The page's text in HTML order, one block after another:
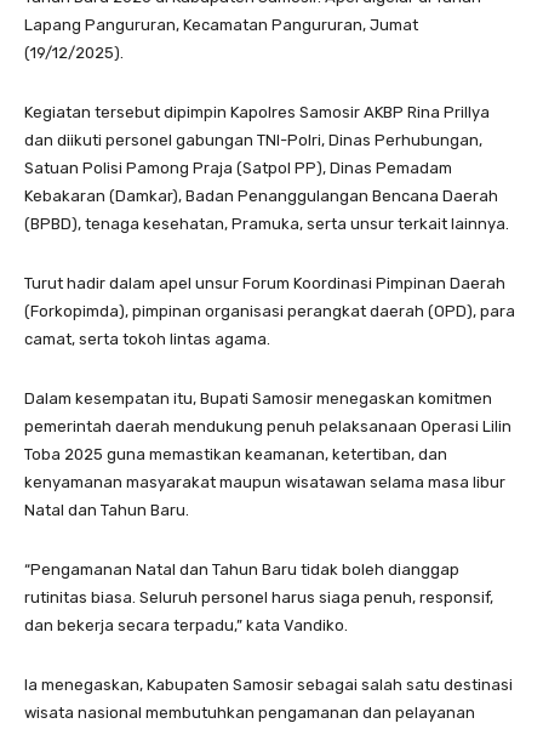
Lapang Pangururan, Kecamatan Pangururan, Jumat
(19/12/2025).
Kegiatan tersebut dipimpin Kapolres Samosir AKBP Rina Prillya
dan diikuti personel gabungan TNI-Polri, Dinas Perhubungan,
Satuan Polisi Pamong Praja (Satpol PP), Dinas Pemadam
Kebakaran (Damkar), Badan Penanggulangan Bencana Daerah
(BPBD), tenaga kesehatan, Pramuka, serta unsur terkait lainnya.
Turut hadir dalam apel unsur Forum Koordinasi Pimpinan Daerah
(Forkopimda), pimpinan organisasi perangkat daerah (OPD), para
camat, serta tokoh lintas agama.
Dalam kesempatan itu, Bupati Samosir menegaskan komitmen
pemerintah daerah mendukung penuh pelaksanaan Operasi Lilin
Toba 2025 guna memastikan keamanan, ketertiban, dan
kenyamanan masyarakat maupun wisatawan selama masa libur
Natal dan Tahun Baru.
“Pengamanan Natal dan Tahun Baru tidak boleh dianggap
rutinitas biasa. Seluruh personel harus siaga penuh, responsif,
dan bekerja secara terpadu,” kata Vandiko.
Ia menegaskan, Kabupaten Samosir sebagai salah satu destinasi
wisata nasional membutuhkan pengamanan dan pelayanan